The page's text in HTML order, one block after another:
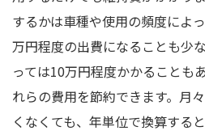
するかは車種や使用の頻度によ
万円程度の出費になることも少
っては10万円程度かかることも
れらの費用を節約できます。月
くなくても、年単位で換算する